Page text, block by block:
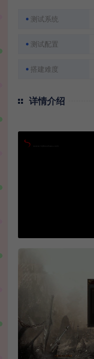
测试系统
测试配置
搭建难度
详情介绍